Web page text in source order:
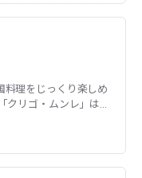
料理をじっくり楽しめ
クリゴ・ムンレ」は、